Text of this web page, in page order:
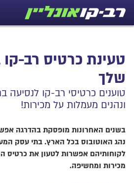
טעינת כרטיס רב-
שלך
טוענים כרטיסי רב-קו לנסיעה
ונהנים מעמלות על מכירות!
בשנים האחרונות מופסקת בהדרגה
נהג האוטובוס בכל הארץ. בתי עסק
לקוחותיהם אפשרות לטעון את כרטיס
מכירות ומחשיפה.